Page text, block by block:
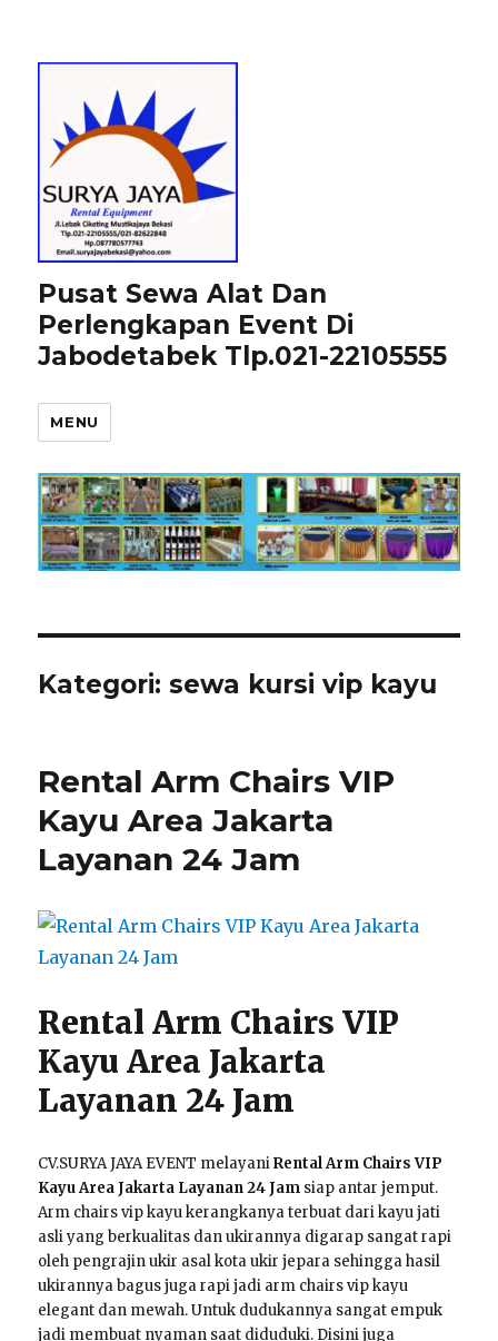
Pusat Sewa Alat Dan
Perlengkapan Event Di
Jabodetabek Tlp.021-22105555
MENU
Kategori:sewa kursi vip kayu
Rental Arm Chairs VIP
Kayu Area Jakarta
Layanan 24 Jam
Rental Arm Chairs VIP
Kayu Area Jakarta
Layanan 24 Jam
CV.SURYA JAYA EVENT melayaniRental Arm Chairs VIP
Kayu Area Jakarta Layanan 24 Jam siap antar jemput.
Arm chairs vip kayu kerangkanya terbuat dari kayu jati
asli yang berkualitas dan ukirannya digarap sangat rapi
oleh pengrajin ukir asal kota ukir jepara sehingga hasil
ukirannya bagus juga rapi jadi arm chairs vip kayu
elegant dan mewah. Untuk dudukannya sangat empuk
jadi membuat nyaman saat diduduki. Disini juga